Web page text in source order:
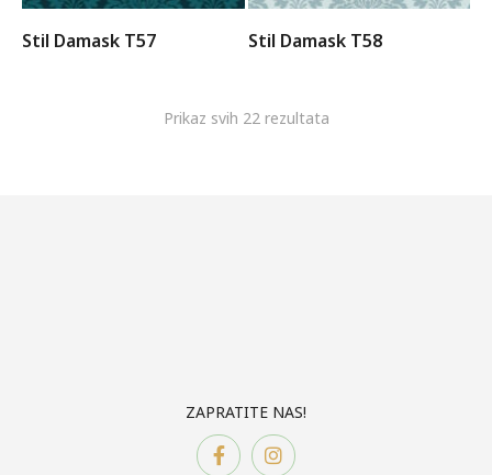
Stil Damask T57 Stil Damask T58
Prikaz svih 22 rezultata
ZAPRATITE NAS!